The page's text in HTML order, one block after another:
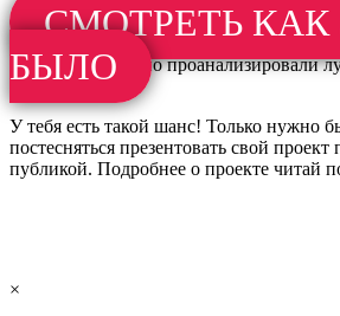
СМОТРЕТЬ КАК
БЫЛО
Сколько денег ты можешь отдать
компаниям? Что ты готов отдать,
бизнес пристально проанализировали
индустрии?
У тебя есть такой шанс! Только нужно
постесняться презентовать свой
публикой. Подробнее о проекте читай
×